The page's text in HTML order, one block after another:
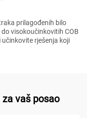
prilagođenih bilo
visokoučinkovitih COB
rješenja koji
vaš posao